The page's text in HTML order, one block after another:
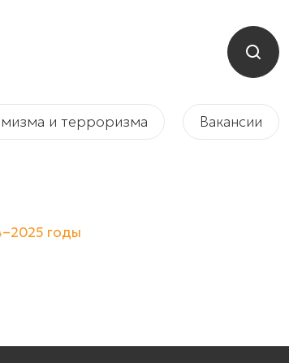
и терроризма Вакансии
годы